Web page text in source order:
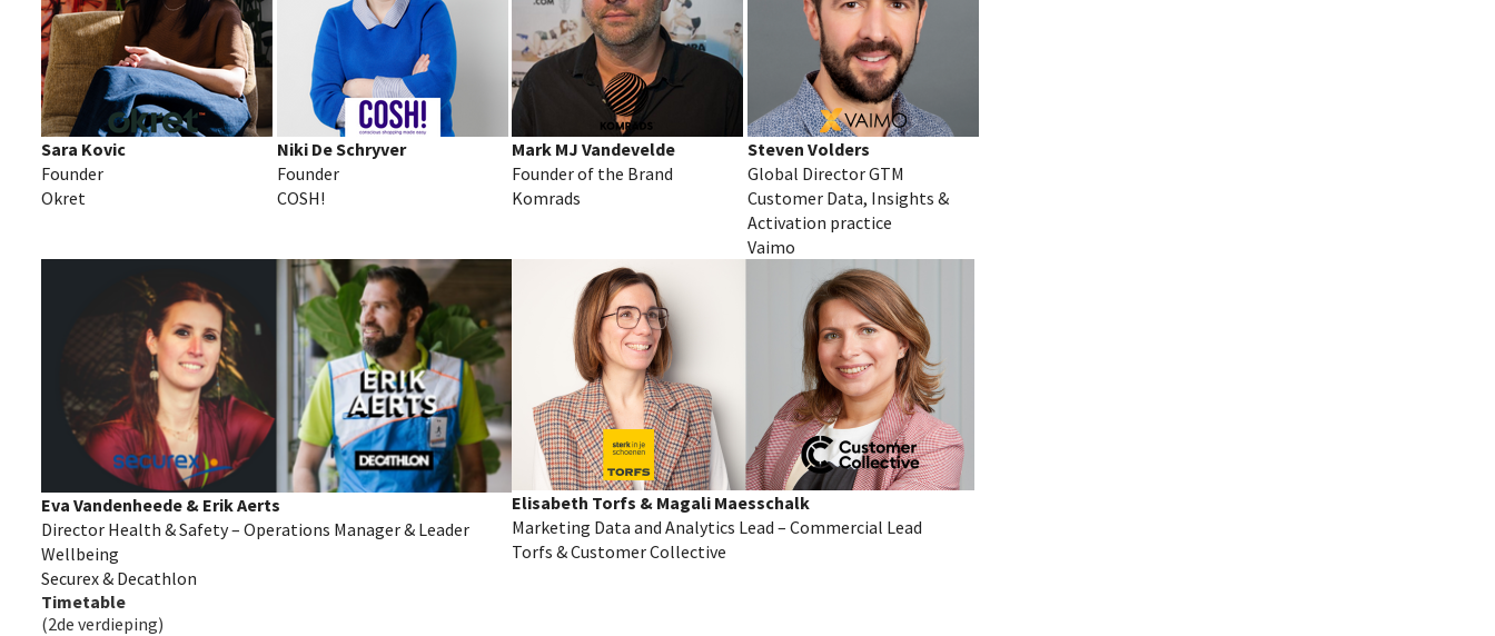
Sara Kovic
Founder
Okret
Niki De Schryver
Founder
COSH!
Mark MJ Vandevelde
Founder of the Brand
Komrads
Steven Volders
Global Director GTM
Customer Data, Insights &
Activation practice
Vaimo
Eva Vandenheede & Erik Aerts
Director Health & Safety – Operations Manager & Leader
Wellbeing
Securex & Decathlon
Elisabeth Torfs & Magali Maesschalk
Marketing Data and Analytics Lead – Commercial Lead
Torfs & Customer Collective
Timetable
(2de verdieping)